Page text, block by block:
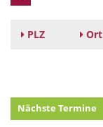
PLZ Ort
Nächste Termine